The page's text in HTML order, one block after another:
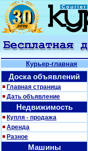
Курьер-главная
Доска объявлений
Главная страница
Дать объявление
Недвижимость
Купля - продажа
Аренда
Разное
Машины